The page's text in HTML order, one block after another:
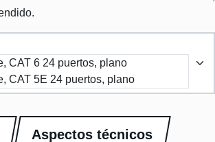
CAT 6 24 puertos, plano
CAT 5E 24 puertos, plano
Aspectos técnicos